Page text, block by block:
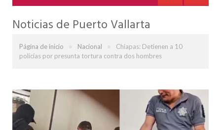
Noticias de Puerto Vallarta
Página de inicio » Nacional »
Chiapas: Detienen a 10
policías por presunta tortura contra dos hombres